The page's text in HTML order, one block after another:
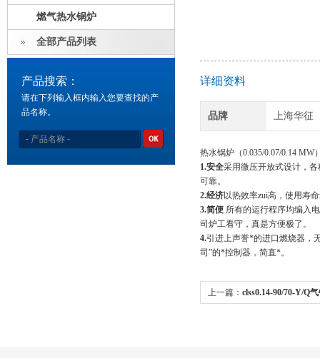
燃气热水锅炉
全部产品列表
产品搜索：
请在下列输入框内输入您要查找的产
品名称。
详细资料
品牌 上海华征
热水锅炉（0.035/0.07/0.14 MW
1.安全采用微压开放式设计，
可靠。
2.经济以热效率zui高，使用寿
3.简便 所有的运行程序均编入
司炉工看守，真是方便极了。
4.引进上声誉*的进口燃烧器，
司”的*控制器，简直*。
上一篇： clss0.14-90/70-Y/Q